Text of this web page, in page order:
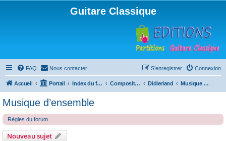
Guitare Classique
FAQ Nous contacter Connexion
S’enregistrer
Accueil Portail Index du forum Compositions Didierland Musique d’ensemble
Musique d’ensemble
Règles du forum
Nouveau sujet